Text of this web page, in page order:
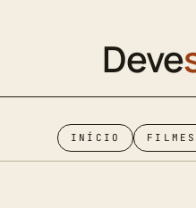
Deve
INÍCIO